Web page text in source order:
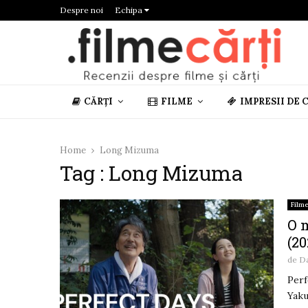
Despre noi Echipa
CĂRȚI FILME IMPRESII DE
Home Long Mizuma
Tag : Long Mizuma
O
de